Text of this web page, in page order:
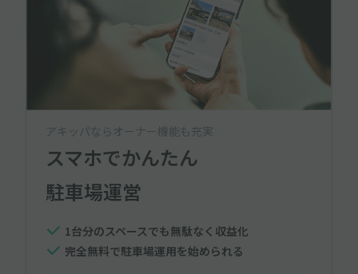
アキッパならオーナー機能も充実
スマホでかんたん
駐車場運営
1台分のスペースでも無駄なく収益化
完全無料で駐車場運用を始められる